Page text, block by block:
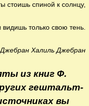
стоишь спиной к солнцу,
видишь только свою тень.
Джебран Халиль Джебран
из книг Ф.
гештальт-
вы